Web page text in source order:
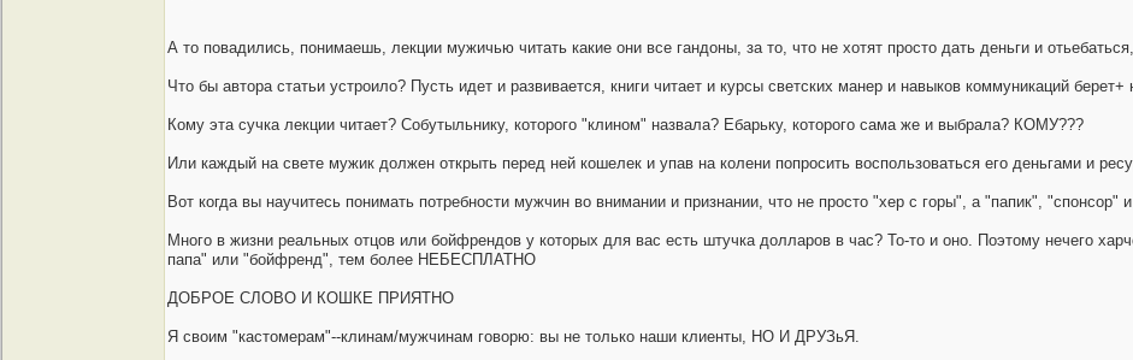
А то повадились, понимаешь, лекции мужичью читать какие они все гaндоны, за то, что не хотят просто дать деньги и
Что бы автора статьи устроило? Пусть идет и развивается, книги читает и курсы светских манер и навыков коммуникаций
Кому эта сучка лекции читает? Собутыльнику, которого "клином" назвала? Ебaрьку, которого сама же и выбрала? КОМУ???
Или каждый на свете мужик должен открыть перед ней кошелек и упав на колени попросить воспользоваться его деньгами и
Вот когда вы научитесь понимать потребности мужчин во внимании и признании, что не просто "хер с горы", а "папик", "спонсор"
Много в жизни реальных отцов или бойфрендов у которых для вас есть штучка долларов в час? То-то и оно. Поэтому нечего
папа" или "бойфренд", тем более НЕБЕСПЛАТНО
ДОБРОЕ СЛОВО И КОШКЕ ПРИЯТНО
Я своим "кастомерам"--клинам/мужчинам говорю: вы не только наши клиенты, НО И ДРУЗьЯ.